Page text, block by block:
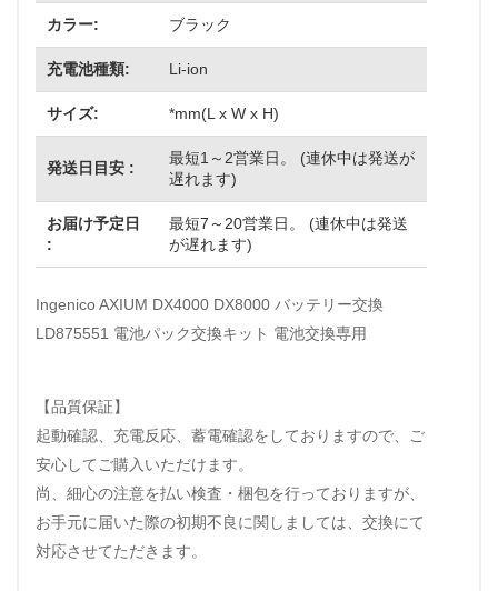
カラー: ブラック
充電池種類: Li-ion
サイズ: *mm(L x W x H)
発送日目安 :
最短1～2営業日。 (連休中は発送が
遅れます)
お届け予定日
:
最短7～20営業日。 (連休中は発送
が遅れます)
Ingenico AXIUM DX4000 DX8000 バッテリー交換
LD875551 電池パック交換キット 電池交換専用
【品質保証】
起動確認、充電反応、蓄電確認をしておりますので、ご
安心してご購入いただけます。
尚、細心の注意を払い検査・梱包を行っておりますが、
お手元に届いた際の初期不良に関しましては、交換にて
対応させてただきます。